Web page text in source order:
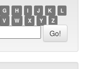
G H I J K
L
V W X Y Z